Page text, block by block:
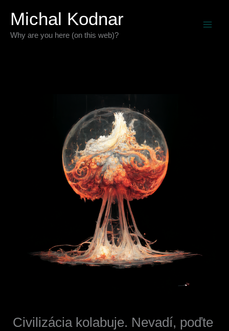
obsah
Michal Kodnar
Why are you here (on this web)?
Civilizácia kolabuje. Nevadí, poďte